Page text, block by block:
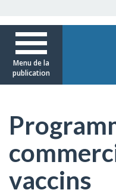
la
santé
Menu de la
publication
vaccins